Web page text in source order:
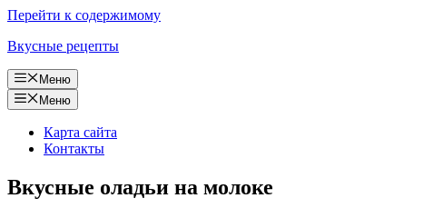
Перейти к содержимому
Вкусные рецепты
Меню
Меню
Карта сайта
Контакты
Вкусные оладьи на молоке